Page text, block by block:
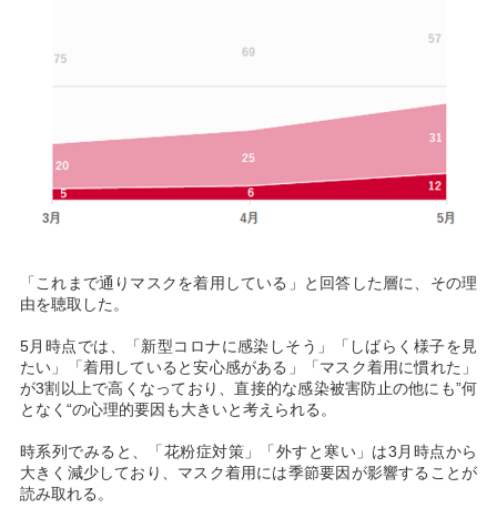
「これまで通りマスクを着用している」と回答した層に、その理
由を聴取した。
5月時点では、「新型コロナに感染しそう」「しばらく様子を見
たい」「着用していると安心感がある」「マスク着用に慣れた」
が3割以上で高くなっており、直接的な感染被害防止の他にも”何
となく“の心理的要因も大きいと考えられる。
時系列でみると、「花粉症対策」「外すと寒い」は3月時点から
大きく減少しており、マスク着用には季節要因が影響することが
読み取れる。